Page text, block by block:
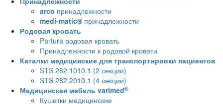
arco принадлежности
medi-matic® принадлежности
Родовая кровать
Partura родовая кровать
Принадлежности к родовой кровати
Каталки медицинские для транспортировки пациентов
STS 282.1010.1 (2 секции)
STS 282.2010.1 (4 секции)
Медицинская мебель varimed®
Кушетки медицинские